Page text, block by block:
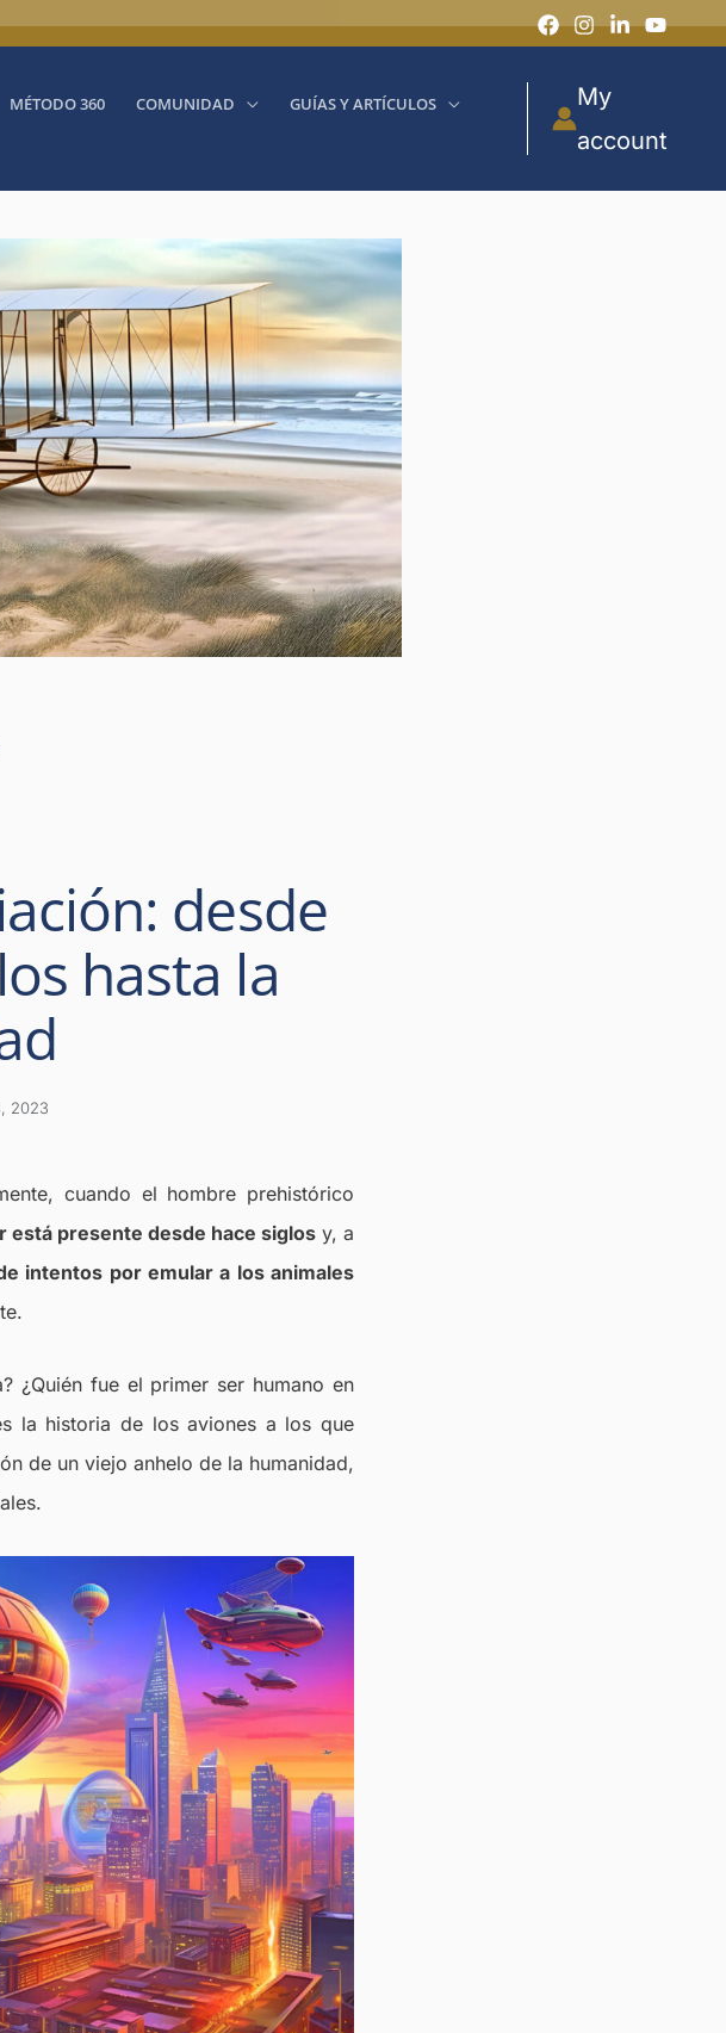
MÉTODO 360 COMUNIDAD
GUÍAS Y ARTÍCULOS
My
account
desde
hasta la
2023
cuando el hombre prehistórico
está presente desde hace siglos y, a
intentos por emular a los animales
¿Quién fue el primer ser humano en
la historia de los aviones a los que
de un viejo anhelo de la humanidad,